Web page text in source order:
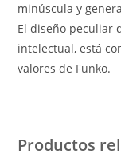
minúscula y
El diseño peculiar
intelectual, está
valores de Funko.
Productos